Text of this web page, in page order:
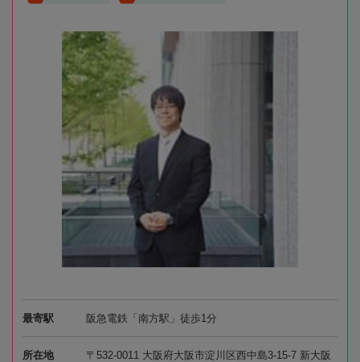
最寄駅 阪急電鉄「南方駅」徒歩1分
所在地
〒532-0011 大阪府大阪市淀川区西中島3-15-7 新大阪